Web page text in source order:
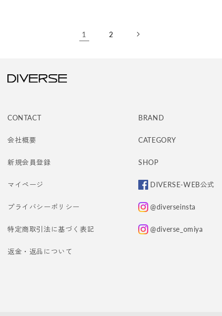
1 2
CONTACT
会社概要
新規会員登録
マイページ
プライバシーポリシー
特定商取引法に基づく表記
返金・返品について
BRAND
CATEGORY
SHOP
DIVERSE-WEB公式
@diverseinsta
@diverse_omiya